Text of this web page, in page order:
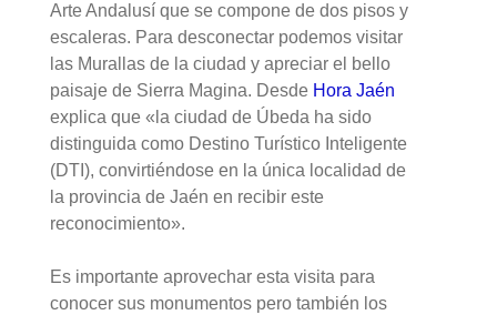
Arte Andalusí que se compone de dos pisos y
escaleras. Para desconectar podemos visitar
las Murallas de la ciudad y apreciar el bello
paisaje de Sierra Magina. Desde Hora Jaén
explica que «la ciudad de Úbeda ha sido
distinguida como Destino Turístico Inteligente
(DTI), convirtiéndose en la única localidad de
la provincia de Jaén en recibir este
reconocimiento».
Es importante aprovechar esta visita para
conocer sus monumentos pero también los